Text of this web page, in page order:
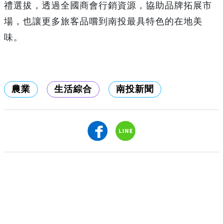
禮選拔，透過全國商會行銷資源，協助品牌拓展市
場，也讓更多旅客品嚐到南投最具特色的在地美
味。
農業 生活綜合 南投新聞